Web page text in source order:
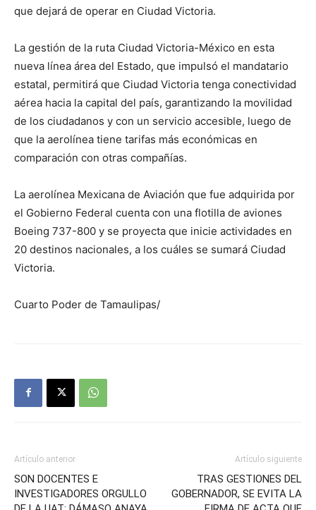
que dejará de operar en Ciudad Victoria.
La gestión de la ruta Ciudad Victoria-México en esta
nueva línea área del Estado, que impulsó el mandatario
estatal, permitirá que Ciudad Victoria tenga conectividad
aérea hacia la capital del país, garantizando la movilidad
de los ciudadanos y con un servicio accesible, luego de
que la aerolínea tiene tarifas más económicas en
comparación con otras compañías.
La aerolínea Mexicana de Aviación que fue adquirida por
el Gobierno Federal cuenta con una flotilla de aviones
Boeing 737-800 y se proyecta que inicie actividades en
20 destinos nacionales, a los cuáles se sumará Ciudad
Victoria.
Cuarto Poder de Tamaulipas/
Artículo anterior
SON DOCENTES E
INVESTIGADORES ORGULLO
Artículo siguiente
TRAS GESTIONES DEL
GOBERNADOR, SE EVITA LA